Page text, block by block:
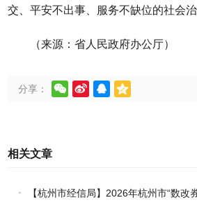
交、平安不出事、服务不缺位的社会治
（来源：省人民政府办公厅）
分享：    
相关文章
【杭州市经信局】2026年杭州市“数改